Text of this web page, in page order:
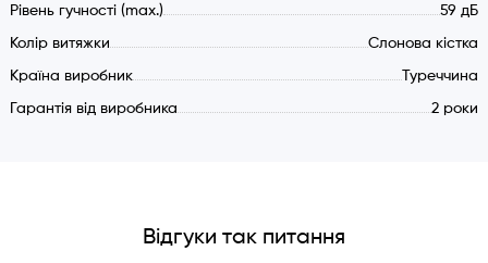
Рівень гучності (max.) 59 дБ
Колір витяжки Слонова кістка
Країна виробник Туреччина
Гарантія від виробника 2 роки
Відгуки так питання